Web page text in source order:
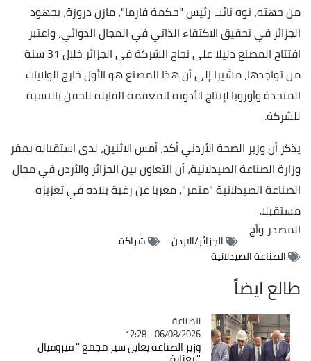
من جهته، نوه نائب رئيس "حكمة فارما"، مازن دروزة، بجهود
الجزائر في تحقيق الاكتفاء الذاتي في المجال الدوائي، واعتبر
افتتاح المصنع دليلا على نجاح الشركة في الجزائر خلال 31 سنة
من تواجدها، مشيرا إلى أن هذا المصنع هو الأول خارج الولايات
المتحدة وأوروبا لإنتاج الأدوية المعقمة القابلة للحقن بالنسبة
للشركة.
يذكر أن وزير الصحة الأردني أكد، أمس الاثنين، لدى استقباله بمقر
وزارة الصناعة الصيدلانية، أن التعاون بين الجزائر والأردن في مجال
الصناعة الصيدلانية "مثمر"، معربا عن رغبة بلاده في تعزيزه
مستقبلا.
المصدروأج
الجزائر/الاردن
شراكة
الصناعة الصيدلانية
طالع ايضاً
Catégorie
الصناعة
06/08/2026 - 12:28
وزير الصناعة يعاين سير مجمع '' فيروفيال